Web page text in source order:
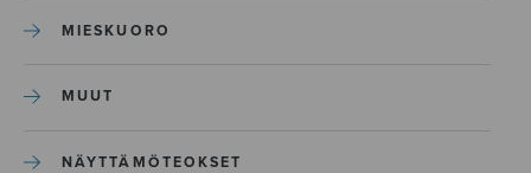
MIESKUORO
MUUT
NÄYTTÄMÖTEOKSET